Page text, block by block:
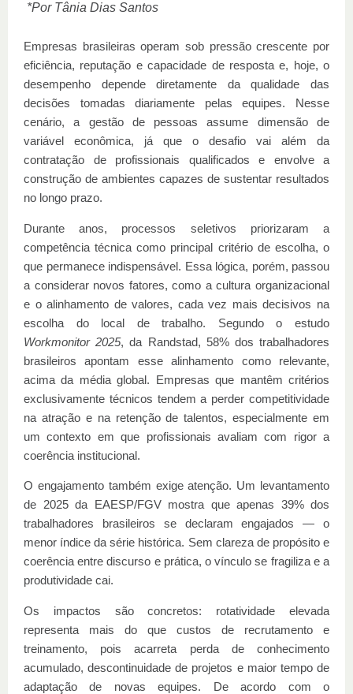
*Por Tânia Dias Santos
Empresas brasileiras operam sob pressão crescente por
eficiência, reputação e capacidade de resposta e, hoje, o
desempenho depende diretamente da qualidade das
decisões tomadas diariamente pelas equipes. Nesse
cenário, a gestão de pessoas assume dimensão de
variável econômica, já que o desafio vai além da
contratação de profissionais qualificados e envolve a
construção de ambientes capazes de sustentar resultados
no longo prazo.
Durante anos, processos seletivos priorizaram a
competência técnica como principal critério de escolha, o
que permanece indispensável. Essa lógica, porém, passou
a considerar novos fatores, como a cultura organizacional
e o alinhamento de valores, cada vez mais decisivos na
escolha do local de trabalho. Segundo o estudo
Workmonitor 2025, da Randstad, 58% dos trabalhadores
brasileiros apontam esse alinhamento como relevante,
acima da média global. Empresas que mantêm critérios
exclusivamente técnicos tendem a perder competitividade
na atração e na retenção de talentos, especialmente em
um contexto em que profissionais avaliam com rigor a
coerência institucional.
O engajamento também exige atenção. Um levantamento
de 2025 da EAESP/FGV mostra que apenas 39% dos
trabalhadores brasileiros se declaram engajados — o
menor índice da série histórica. Sem clareza de propósito e
coerência entre discurso e prática, o vínculo se fragiliza e a
produtividade cai.
Os impactos são concretos: rotatividade elevada
representa mais do que custos de recrutamento e
treinamento, pois acarreta perda de conhecimento
acumulado, descontinuidade de projetos e maior tempo de
adaptação de novas equipes. De acordo com o